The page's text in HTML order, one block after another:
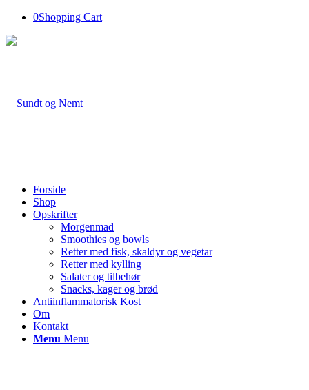
0Shopping Cart
Forside
Shop
Opskrifter
Morgenmad
Smoothies og bowls
Retter med fisk, skaldyr og vegetar
Retter med kylling
Salater og tilbehør
Snacks, kager og brød
Antiinflammatorisk Kost
Om
Kontakt
Menu Menu